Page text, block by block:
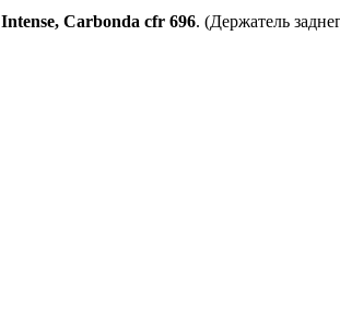
Carbonda cfr 696. (Держатель